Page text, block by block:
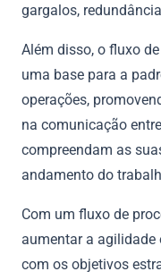
gargalos,
Além disso, o fluxo
uma base para a
operações,
na comunicação
compreendam as
andamento do
Com um fluxo de
aumentar a
com os objetivos